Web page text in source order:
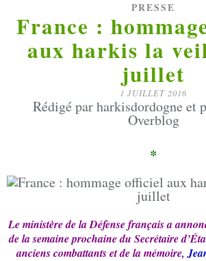
PRESSE
France :
aux harkis la
juillet
1 JUILLET 2016
Rédigé par harkisdordogne et
Overblog
*
Le ministère de la Défense français a
de la semaine prochaine du Secrétaire
anciens combattants et de la mémoire,